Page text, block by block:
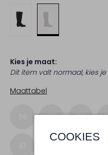
COOKIES
Kies je maat:
Dit item valt normaal, kies
Maattabel
37 38